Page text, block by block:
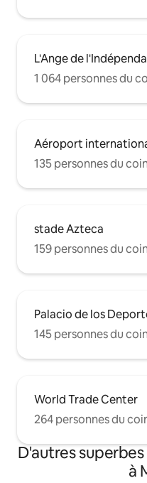
L'Ange de
1 064 personnes du
Aéroport
135 personnes du
stade Azteca
159 personnes du
Palacio de los
145 personnes du
World Trade Center
264 personnes du
D'autres
à